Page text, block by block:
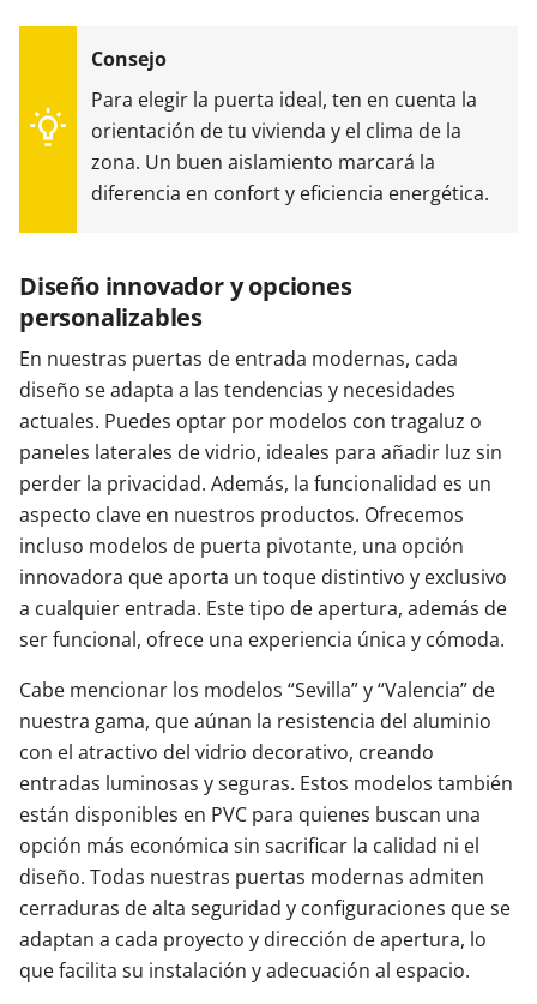
Para elegir la puerta ideal, ten en cuenta la
orientación de tu vivienda y el clima de la
zona. Un buen aislamiento marcará la
diferencia en confort y eficiencia energética.
Diseño innovador y opciones
personalizables
En nuestras puertas de entrada modernas, cada
diseño se adapta a las tendencias y necesidades
actuales. Puedes optar por modelos con tragaluz o
paneles laterales de vidrio, ideales para añadir luz sin
perder la privacidad. Además, la funcionalidad es un
aspecto clave en nuestros productos. Ofrecemos
incluso modelos de puerta pivotante, una opción
innovadora que aporta un toque distintivo y exclusivo
a cualquier entrada. Este tipo de apertura, además de
ser funcional, ofrece una experiencia única y cómoda.
Cabe mencionar los modelos “Sevilla” y “Valencia” de
nuestra gama, que aúnan la resistencia del aluminio
con el atractivo del vidrio decorativo, creando
entradas luminosas y seguras. Estos modelos también
están disponibles en PVC para quienes buscan una
opción más económica sin sacrificar la calidad ni el
diseño. Todas nuestras puertas modernas admiten
cerraduras de alta seguridad y configuraciones que se
adaptan a cada proyecto y dirección de apertura, lo
que facilita su instalación y adecuación al espacio.